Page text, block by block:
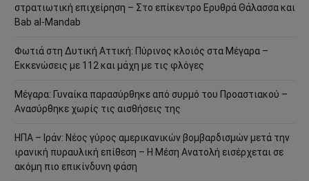
στρατιωτική επιχείρηση – Στο επίκεντρο Ερυθρά Θάλασσα και
Bab al-Mandab
Φωτιά στη Δυτική Αττική: Πύρινος κλοιός στα Μέγαρα –
Εκκενώσεις με 112 και μάχη με τις φλόγες
Μέγαρα: Γυναίκα παρασύρθηκε από συρμό του Προαστιακού –
Ανασύρθηκε χωρίς τις αισθήσεις της
ΗΠΑ – Ιράν: Νέος γύρος αμερικανικών βομβαρδισμών μετά την
ιρανική πυραυλική επίθεση – Η Μέση Ανατολή εισέρχεται σε
ακόμη πιο επικίνδυνη φάση